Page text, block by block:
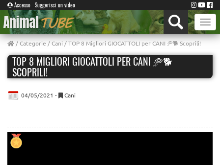
Accesso Suggerisci un video
Toggle
/Categorie /Cani / TOP 8 Migliori GIOCATTOLI per CANI 🥏🐕 Scoprili!
TOP 8 MIGLIORI GIOCATTOLI PER CANI 🥏🐕
SCOPRILI!
04/05/2021 - Cani